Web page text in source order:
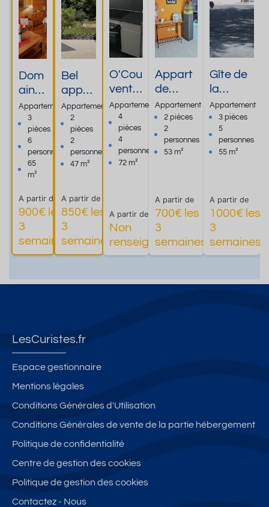
Dom
aine
de
BEL
LEV
UE
gite
du
Beg
on
Appartement
3
pièces
6
personnes
65
m²
A partir de
900€ les
3
semaines
Plus
d'informations
Bel
appar
temen
t très
calme
proch
e de
Salina
Appartement
2
pièces
2
personnes
47 m²
A partir de
850€ les
3
semaines
Plus
d'informations
O'Cou
vent -
Appar
teme
nt 72
m² - 2
cham
Appartement
4
pièces
4
personnes
72 m²
A partir de
Non
renseigné
Plus
d'informations
Appart
de
56m²
au Rdc
récent
à 340m
en
2023)
Appartement
2 pièces
2
personnes
53 m²
A partir de
700€ les
3
semaines
d'informations
Gîte de
la
Grange
du
Crouzet
, à 6km
Salins
les
Bains.
Appartement
3 pièces
5
personnes
55 m²
A partir de
1000€ les
3
semaines
LesCuristes.fr
Espace gestionnaire
Mentions légales
Conditions Générales d'Utilisation
Conditions Générales de vente de la partie hébergement
Politique de confidentialité
Centre de gestion des cookies
Politique de gestion des cookies
Contactez - Nous